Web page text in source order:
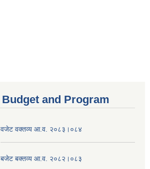
Budget and Program
वजेट वक्तव्य आ.व. २०८३।०८४
बजेट बक्तव्य आ.व. २०८२।०८३